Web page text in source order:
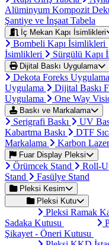
Alüminyum Kompozit
Şantiye ve İnşaat Tabela
İç Mekan Kapı İsimlikleri
Bombeli Kapı İsimlikleri
İsimlikleri
Sürgülü Kapı
Dijital Baskı Uygulama
Dekota Foreks Uygulama
Uygulama
Dijital Baskı
Uygulama
One Way
Baskı ve Markalama
Serigrafi Baskı UV
Kabartma Baskı
DTF
Markalama
Karbon
Fuar Display Pleksi
Örümcek Stand Roll-
Stand
Fasülye Stand
Pleksi Kesim
Pleksi Kutu
Pleksi Ramak
Sadaka Kutusu
Şikayet - Öneri Kutusu